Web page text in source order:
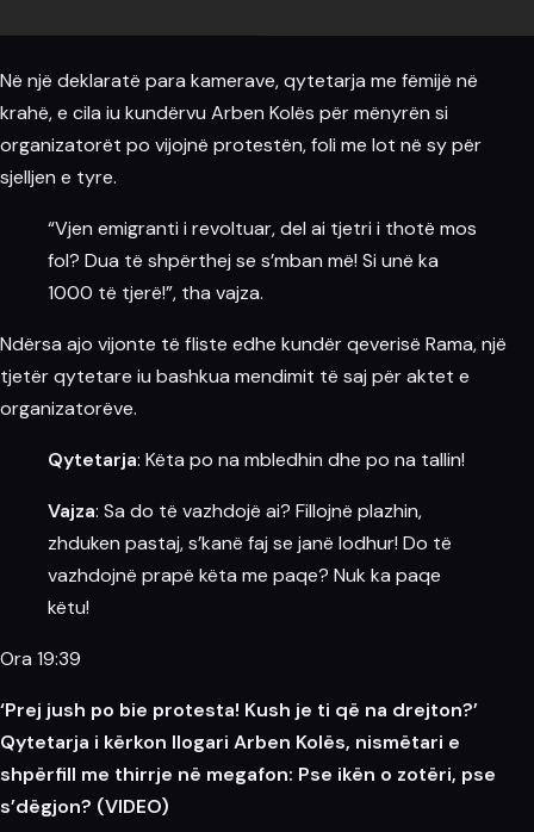
Në një deklaratë para kamerave, qytetarja me fëmijë në
krahë, e cila iu kundërvu Arben Kolës për mënyrën si
organizatorët po vijojnë protestën, foli me lot në sy për
sjelljen e tyre.
“Vjen emigranti i revoltuar, del ai tjetri i thotë mos
fol? Dua të shpërthej se s’mban më! Si unë ka
1000 të tjerë!”, tha vajza.
Ndërsa ajo vijonte të fliste edhe kundër qeverisë Rama, një
tjetër qytetare iu bashkua mendimit të saj për aktet e
organizatorëve.
Qytetarja: Këta po na mbledhin dhe po na tallin!
Vajza: Sa do të vazhdojë ai? Fillojnë plazhin,
zhduken pastaj, s’kanë faj se janë lodhur! Do të
vazhdojnë prapë këta me paqe? Nuk ka paqe
këtu!
Ora 19:39
‘Prej jush po bie protesta! Kush je ti që na drejton?’
Qytetarja i kërkon llogari Arben Kolës, nismëtari e
shpërfill me thirrje në megafon: Pse ikën o zotëri, pse
s’dëgjon? (VIDEO)